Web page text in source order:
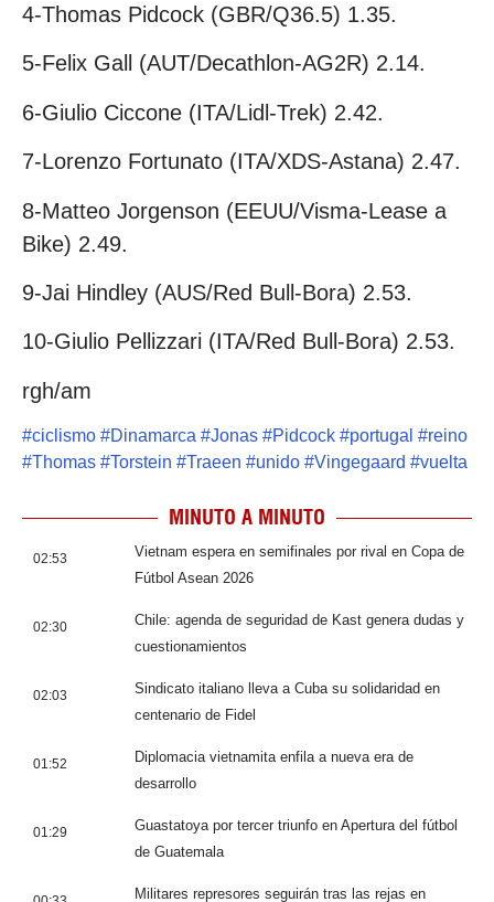
4-Thomas Pidcock (GBR/Q36.5) 1.35.
5-Felix Gall (AUT/Decathlon-AG2R) 2.14.
6-Giulio Ciccone (ITA/Lidl-Trek) 2.42.
7-Lorenzo Fortunato (ITA/XDS-Astana) 2.47.
8-Matteo Jorgenson (EEUU/Visma-Lease a
Bike) 2.49.
9-Jai Hindley (AUS/Red Bull-Bora) 2.53.
10-Giulio Pellizzari (ITA/Red Bull-Bora) 2.53.
rgh/am
#ciclismo #Dinamarca #Jonas #Pidcock #portugal #reino
#Thomas #Torstein #Traeen #unido #Vingegaard #vuelta
MINUTO A MINUTO
02:53
Vietnam espera en semifinales por rival en Copa de
Fútbol Asean 2026
02:30
Chile: agenda de seguridad de Kast genera dudas y
cuestionamientos
02:03
Sindicato italiano lleva a Cuba su solidaridad en
centenario de Fidel
01:52
Diplomacia vietnamita enfila a nueva era de
desarrollo
01:29
Guastatoya por tercer triunfo en Apertura del fútbol
de Guatemala
Militares represores seguirán tras las rejas en